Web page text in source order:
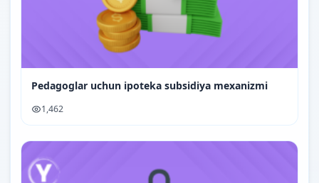
Pedagoglar uchun ipoteka subsidiya mexanizmi
1,462